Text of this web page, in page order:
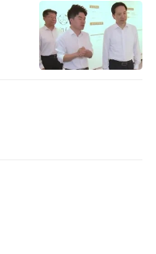
发布《关于前期会